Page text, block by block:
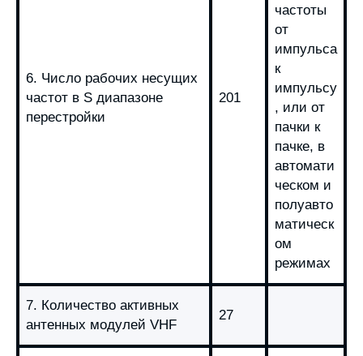
6. Число рабочих несущих
частот в S диапазоне
перестройки
201
частоты
от
импульса
к
импульсу
, или от
пачки к
пачке, в
автомати
ческом и
полуавто
матическ
ом
режимах
7. Количество активных
антенных модулей VHF
27